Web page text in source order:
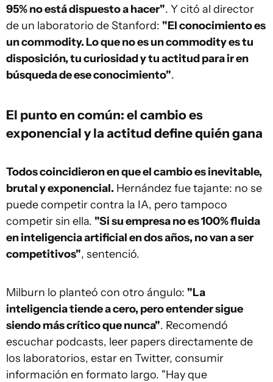
95% no está dispuesto a hacer". Y citó al director
de un laboratorio de Stanford: "El conocimiento es
un commodity. Lo que no es un commodity es tu
disposición, tu curiosidad y tu actitud para ir en
búsqueda de ese conocimiento".
El punto en común: el cambio es
exponencial y la actitud define quién gana
Todos coincidieron en que el cambio es inevitable,
brutal y exponencial. Hernández fue tajante: no se
puede competir contra la IA, pero tampoco
competir sin ella. "Si su empresa no es 100% fluida
en inteligencia artificial en dos años, no van a ser
competitivos", sentenció.
Milburn lo planteó con otro ángulo: "La
inteligencia tiende a cero, pero entender sigue
siendo más crítico que nunca". Recomendó
escuchar podcasts, leer papers directamente de
los laboratorios, estar en Twitter, consumir
información en formato largo. "Hay que